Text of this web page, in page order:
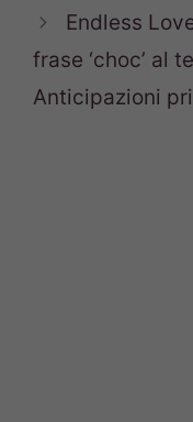
Endless
frase ‘choc’ al
Anticipazioni